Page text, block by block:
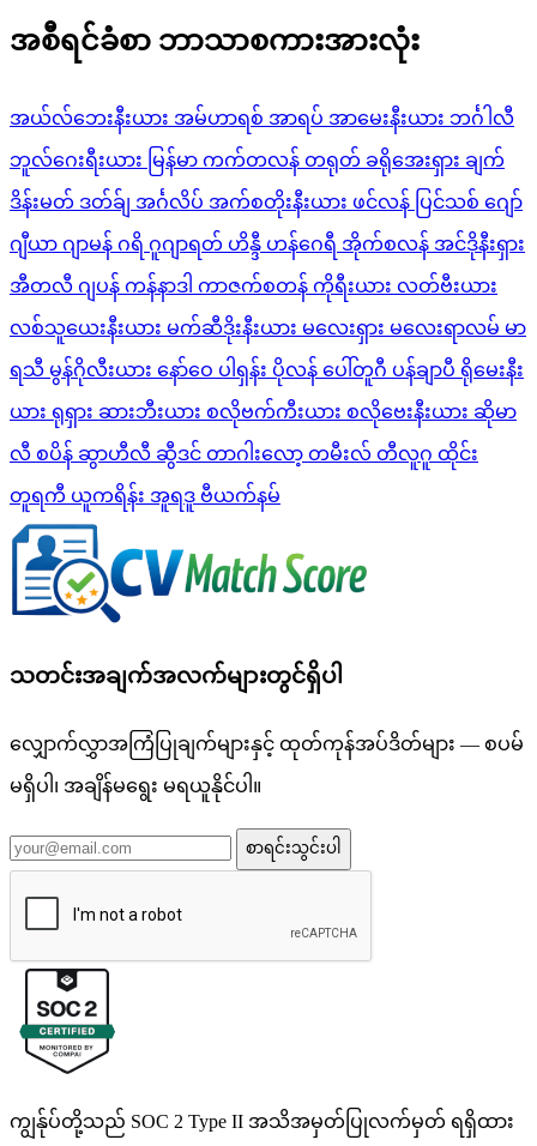
အစီရင်ခံစာ ဘာသာစကားအားလုံး
အယ်လ်ဘေးနီးယား အမ်ဟာရစ် အာရပ် အာမေးနီးယား ဘင်္ဂါလီ
ဘူလ်ဂေးရီးယား မြန်မာ ကက်တလန် တရုတ် ခရိုအေးရှား ချက်
ဒိန်းမတ် ဒတ်ခ်ျ အင်္ဂလိပ် အက်စတိုးနီးယား ဖင်လန် ပြင်သစ် ဂျော်
ဂျီယာ ဂျာမန် ဂရိ ဂူဂျာရတ် ဟိန္ဒီ ဟန်ဂေရီ အိုက်စလန် အင်ဒိုနီးရှား
အီတလီ ဂျပန် ကန်နာဒါ ကာဇက်စတန် ကိုရီးယား လတ်ဗီးယား
လစ်သူယေးနီးယား မက်ဆီဒိုးနီးယား မလေးရှား မလေးရာလမ် မာ
ရသီ မွန်ဂိုလီးယား နော်ဝေ ပါရှန်း ပိုလန် ပေါ်တူဂီ ပန်ချာပီ ရိုမေးနီး
ယား ရုရှား ဆားဘီးယား စလိုဗက်ကီးယား စလိုဗေးနီးယား ဆိုမာ
လီ စပိန် ဆွာဟီလီ ဆွီဒင် တာဂါးလော့ တမီးလ် တီလူဂူ ထိုင်း
တူရကီ ယူကရိန်း အူရဒူ ဗီယက်နမ်
သတင်းအချက်အလက်များတွင်ရှိပါ
လျှောက်လွှာအကြံပြုချက်များနှင့် ထုတ်ကုန်အပ်ဒိတ်များ — စပမ်
မရှိပါ၊ အချိန်မရွေး မရယူနိုင်ပါ။
စာရင်းသွင်းပါ
ကျွန်ုပ်တို့သည် SOC 2 Type II အသိအမှတ်ပြုလက်မှတ် ရရှိထား